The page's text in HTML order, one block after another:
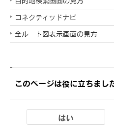
コネクティッドナビ
全ルート図表示画面の見方
このページは役に立ちまし
はい